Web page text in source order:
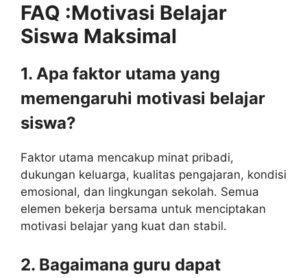
FAQ :Motivasi Belajar
Siswa Maksimal
1. Apa faktor utama yang
memengaruhi motivasi belajar
siswa?
Faktor utama mencakup minat pribadi,
dukungan keluarga, kualitas pengajaran, kondisi
emosional, dan lingkungan sekolah. Semua
elemen bekerja bersama untuk menciptakan
motivasi belajar yang kuat dan stabil.
2. Bagaimana guru dapat